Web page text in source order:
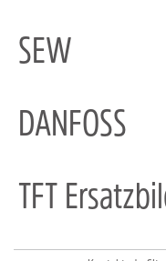
SEW
DANFOSS
TFT